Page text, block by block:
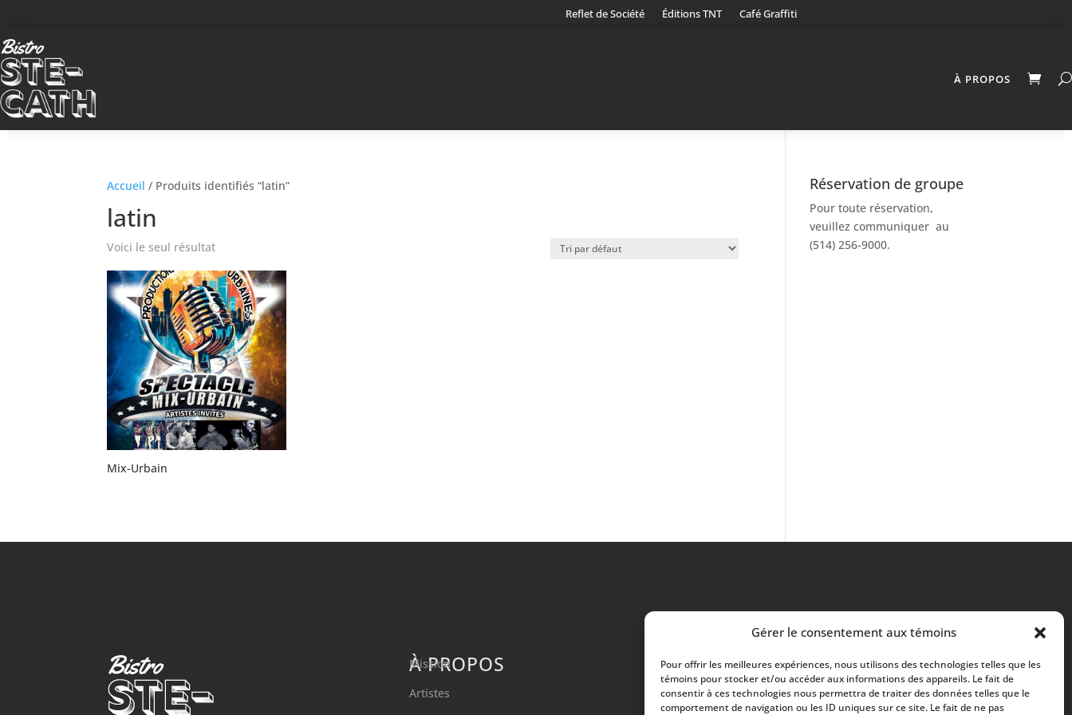
Gérer le consentement aux témoins
Pour offrir les meilleures expériences, nous utilisons des technologies telles que les
témoins pour stocker et/ou accéder aux informations des appareils. Le fait de
consentir à ces technologies nous permettra de traiter des données telles que le
comportement de navigation ou les ID uniques sur ce site. Le fait de ne pas
Reflet de Société Éditions TNT Café Graffiti
À PROPOS
Accueil / Produits identifiés “latin”
latin
Voici le seul résultat
Mix-Urbain
Réservation de groupe
Pour toute réservation,
veuillez communiquer au
(514) 256-9000.
À PROPOS
Mission
Artistes